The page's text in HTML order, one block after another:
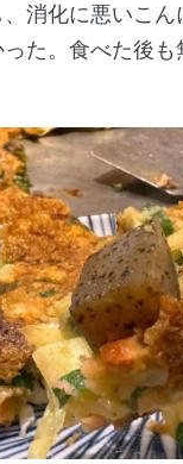
消化に悪いこん
た。食べた後も